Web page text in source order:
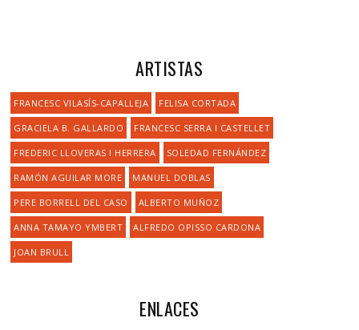
ARTISTAS
FRANCESC VILASÍS-CAPALLEJA FELISA CORTADA
GRACIELA B. GALLARDO FRANCESC SERRA I CASTELLET
FREDERIC LLOVERAS I HERRERA SOLEDAD FERNÁNDEZ
RAMÓN AGUILAR MORE MANUEL DOBLAS
PERE BORRELL DEL CASO ALBERTO MUÑOZ
ANNA TAMAYO YMBERT ALFREDO OPISSO CARDONA
JOAN BRULL
ENLACES